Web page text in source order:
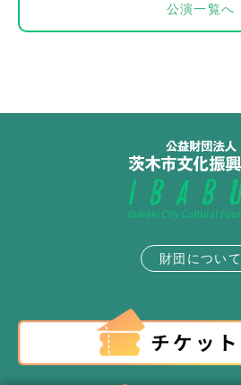
公演一覧へ
財団について